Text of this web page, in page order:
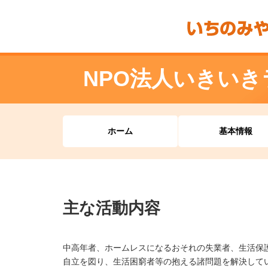
NPO法人いきい
ホーム 基本情報
主な活動内容
中高年者、ホームレスになるおそれの失業者、生活
自立を図り、生活困窮者等の抱える諸問題を解決して